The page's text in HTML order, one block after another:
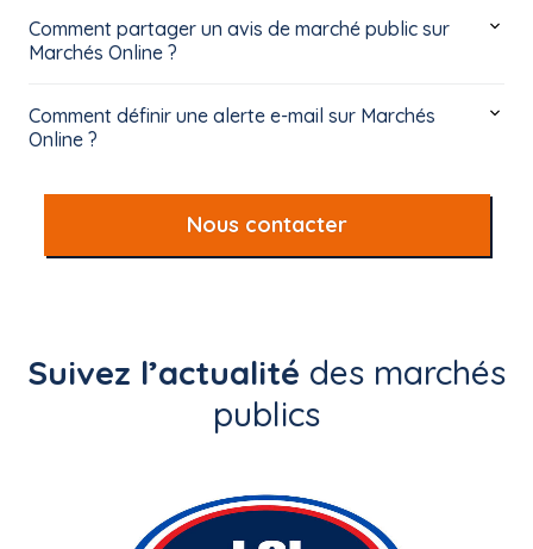
Comment partager un avis de marché public sur
Marchés Online ?
Comment définir une alerte e-mail sur Marchés
Online ?
Nous contacter
Suivez l’actualité des marchés
publics